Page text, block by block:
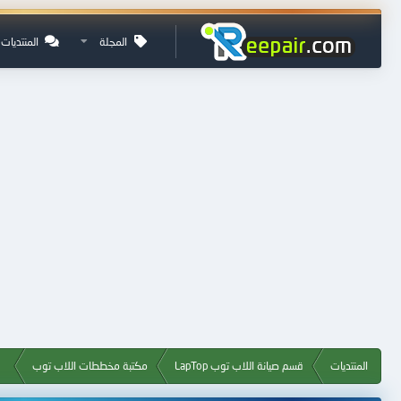
المجلة المنتديات
المنتديات قسم صيانة اللاب توب LapTop مكتبة مخططات اللاب توب